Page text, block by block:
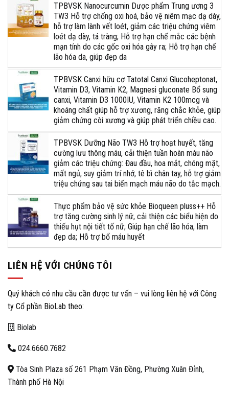
TPBVSK Nanocurcumin Dược phẩm Trung ương 3
TW3 Hỗ trợ chống oxi hoá, bảo vệ niêm mạc dạ dày,
hỗ trợ làm lành vết loét, giảm các triệu chứng viêm
loét dạ dày, tá tràng; Hỗ trợ hạn chế mắc các bệnh
mạn tính do các gốc oxi hóa gây ra; Hỗ trợ hạn chế
lão hóa da, giúp đẹp da
TPBVSK Canxi hữu cơ Tatotal Canxi Glucoheptonat,
Vitamin D3, Vitamin K2, Magnesi gluconate Bổ sung
canxi, Vitamin D3 1000IU, Vitamin K2 100mcg và
khoáng chất giúp hỗ trợ xương, răng chắc khỏe, giúp
giảm chứng còi xương và giúp phát triển chiều cao.
TPBVSK Dưỡng Não TW3 Hỗ trợ hoạt huyết, tăng
cường lưu thông máu, cải thiện tuần hoàn máu não
giảm các triệu chứng: Đau đầu, hoa mắt, chóng mặt,
mất ngủ, suy giảm trí nhớ, tê bì chân tay, hỗ trợ giảm
triệu chứng sau tai biến mạch máu não do tắc mạch.
Thực phẩm bảo vệ sức khỏe Bioqueen pluss++ Hỗ
trợ tăng cường sinh lý nữ, cải thiện các biểu hiện do
thiếu hụt nội tiết tố nữ; Giúp hạn chế lão hóa, làm
đẹp da; Hỗ trợ bổ máu huyết
LIÊN HỆ VỚI CHÚNG TÔI
Quý khách có nhu cầu cần được tư vấn – vui lòng liên hệ với Công
ty Cổ phần BioLab theo:
Biolab
024.6660.7682
Tòa Sinh Plaza số 261 Phạm Văn Đồng, Phường Xuân Đỉnh,
Thành phố Hà Nội